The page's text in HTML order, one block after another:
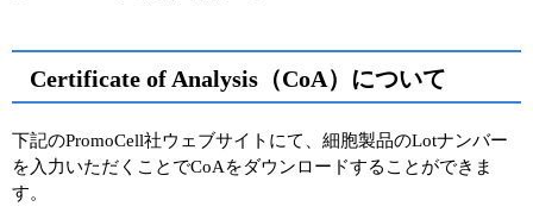
Certificate of Analysis（CoA）について
下記のPromoCell社ウェブサイトにて、細胞製品のLotナンバー
を入力いただくことでCoAをダウンロードすることができま
す。